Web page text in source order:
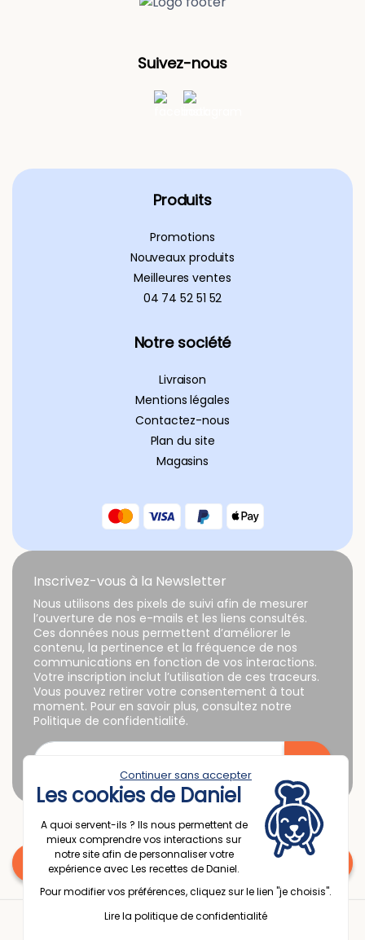
Suivez-nous
Produits
Promotions
Nouveaux produits
Meilleures ventes
04 74 52 51 52
Notre société
Livraison
Mentions légales
Contactez-nous
Plan du site
Magasins
Continuer sans accepter
Les cookies de Daniel
A quoi servent-ils ? Ils nous permettent de
mieux comprendre vos interactions sur
notre site afin de personnaliser votre
expérience avec Les recettes de Daniel.
Pour modifier vos préférences, cliquez sur le lien "je choisis".
Lire la politique de confidentialité
Inscrivez-vous à la Newsletter
Nous utilisons des pixels de suivi afin de mesurer
l’ouverture de nos e-mails et les liens consultés.
Ces données nous permettent d’améliorer le
contenu, la pertinence et la fréquence de nos
communications en fonction de vos interactions.
Votre inscription inclut l’utilisation de ces traceurs.
Vous pouvez retirer votre consentement à tout
moment. Pour en savoir plus, consultez notre
Politique de confidentialité.
Une question ? Contactez nous
© 2025 Espace Passion France